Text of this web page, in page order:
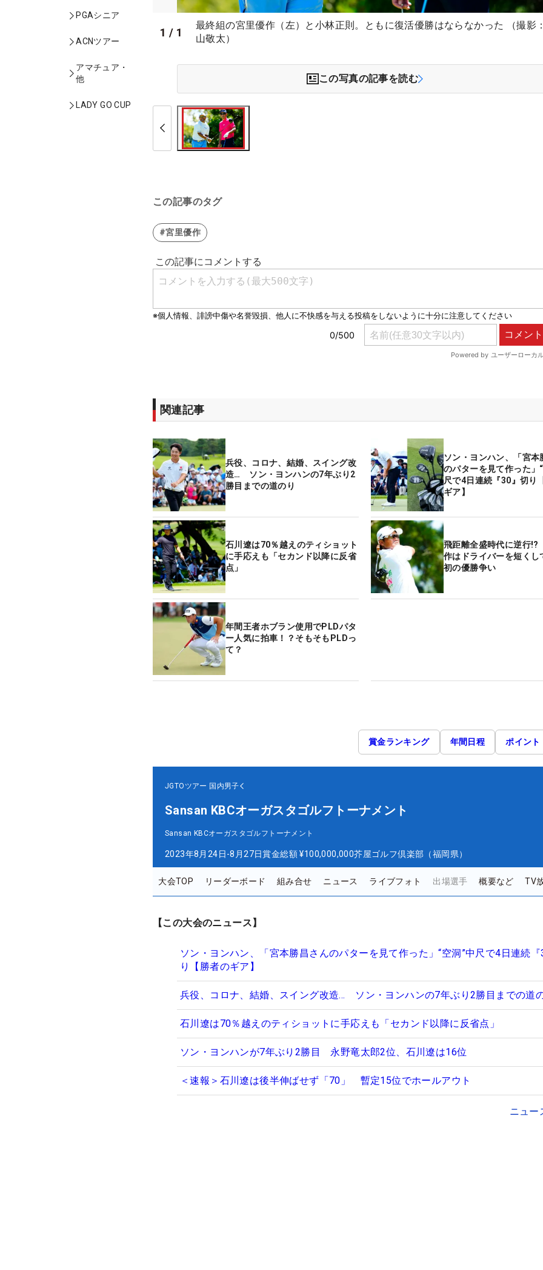
PGAシニア
ACNツアー
アマチュア・
他
LADY GO CUP
1 / 1
最終組の宮里優作（左）と小林正則。ともに復活優勝はならなかった （撮影
山敬太）
この写真の記事を読む
この記事のタグ
#宮里優作
関連記事
兵役、コロナ、結婚、スイング改
造… ソン・ヨンハンの7年ぶり2
勝目までの道のり
ソン・ヨンハン、「宮本
のパターを見て作った」
尺で4日連続『30』切り
ギア】
石川遼は70％越えのティショット
に手応えも「セカンド以降に反省
点」
飛距離全盛時代に逆行
作はドライバーを短くし
初の優勝争い
年間王者ホブラン使用でPLDパタ
ー人気に拍車！？そもそもPLDっ
て？
賞金ランキング 年間日程 ポイント
JGTOツアー 国内男子
Sansan KBCオーガスタゴルフトーナメント
Sansan KBCオーガスタゴルフトーナメント
2023年8月24日-8月27日賞金総額 ¥100,000,000芥屋ゴルフ倶楽部（福岡県）
大会TOP リーダーボード 組み合せ ニュース ライブフォト 出場選手 概要など TV
【この大会のニュース】
ソン・ヨンハン、「宮本勝昌さんのパターを見て作った」“空洞”中尺で4日連続
り【勝者のギア】
兵役、コロナ、結婚、スイング改造… ソン・ヨンハンの7年ぶり2勝目までの道
石川遼は70％越えのティショットに手応えも「セカンド以降に反省点」
ソン・ヨンハンが7年ぶり2勝目 永野竜太郎2位、石川遼は16位
＜速報＞石川遼は後半伸ばせず「70」 暫定15位でホールアウト
ニュー